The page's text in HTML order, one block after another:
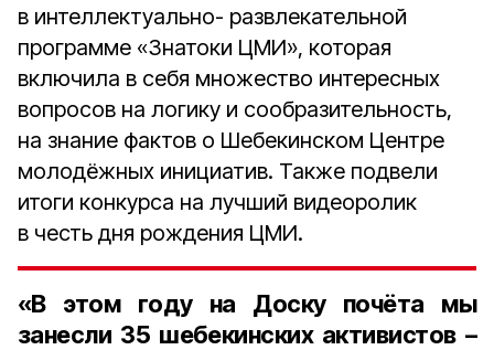
в интеллектуально- развлекательной
программе «Знатоки ЦМИ», которая
включила в себя множество интересных
вопросов на логику и сообразительность,
на знание фактов о Шебекинском Центре
молодёжных инициатив. Также подвели
итоги конкурса на лучший видеоролик
в честь дня рождения ЦМИ.
«В этом году на Доску почёта мы
занесли 35 шебекинских активистов –